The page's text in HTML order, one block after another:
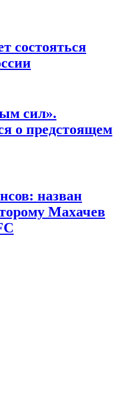
состояться
сил».
о предстоящем
назван
Махачев